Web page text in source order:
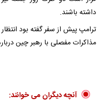
داشته باشند.
ترامپ پیش از سفر گفته بود
مذاکرات مفصلی با رهبر چین
آنچه دیگران می خوانند: